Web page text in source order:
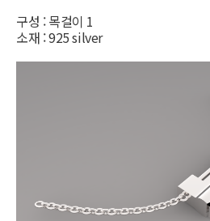
구성 : 목걸이 1
소재 : 925 silver